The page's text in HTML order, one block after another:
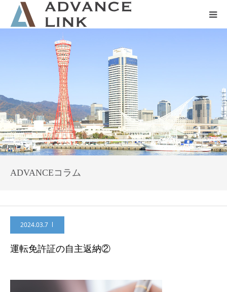
ADVANCEコラム
2024.03.7
運転免許証の自主返納②
会社概要
ネット保険
事業保険